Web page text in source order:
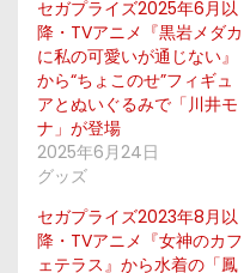
セガプライズ2025年6月以
降・TVアニメ『黒岩メダカ
に私の可愛いが通じない』
から“ちょこのせ”フィギュ
アとぬいぐるみで「川井モ
ナ」が登場
2025年6月24日
グッズ
セガプライズ2023年8月以
降・TVアニメ『女神のカフ
ェテラス』から水着の「鳳